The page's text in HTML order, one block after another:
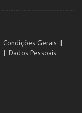
Condições Gerais
Dados Pessoais